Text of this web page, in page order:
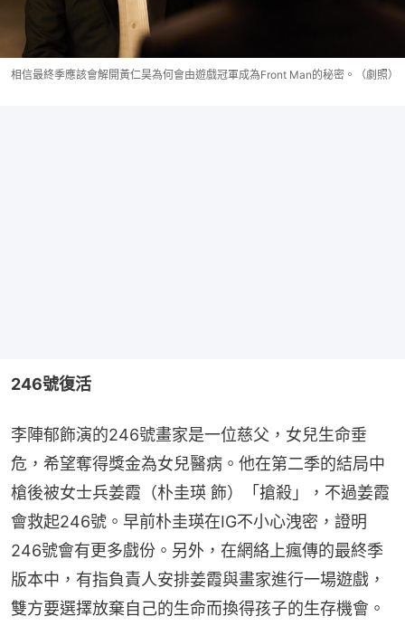
相信最終季應該會解開黃仁昊為何會由遊戲冠軍成為Front Man的秘密。（劇照）
246號復活
李陣郁飾演的246號畫家是一位慈父，女兒生命垂
危，希望奪得獎金為女兒醫病。他在第二季的結局中
槍後被女士兵姜霞（朴圭瑛 飾）「搶殺」，不過姜霞
會救起246號。早前朴圭瑛在IG不小心洩密，證明
246號會有更多戲份。另外，在網絡上瘋傳的最終季
版本中，有指負責人安排姜霞與畫家進行一場遊戲，
雙方要選擇放棄自己的生命而換得孩子的生存機會。